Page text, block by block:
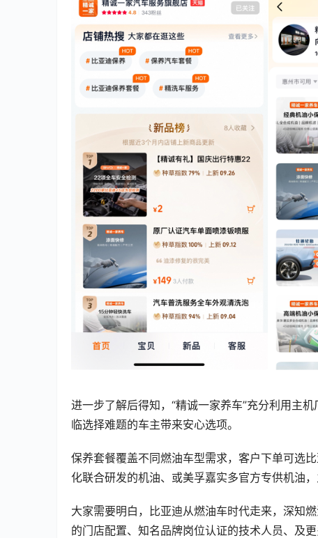
进一步了解后得知，“精诚一家养车”充分利用主
临选择难题的车主带来安心选项。
保养套餐覆盖不同燃油车型需求，客户下单可选
化联合研发的机油、或美孚嘉实多官方专供机油
大家需要明白，比亚迪从燃油车时代走来，深知
的门店配置、知名品牌岗位认证的技术人员、及